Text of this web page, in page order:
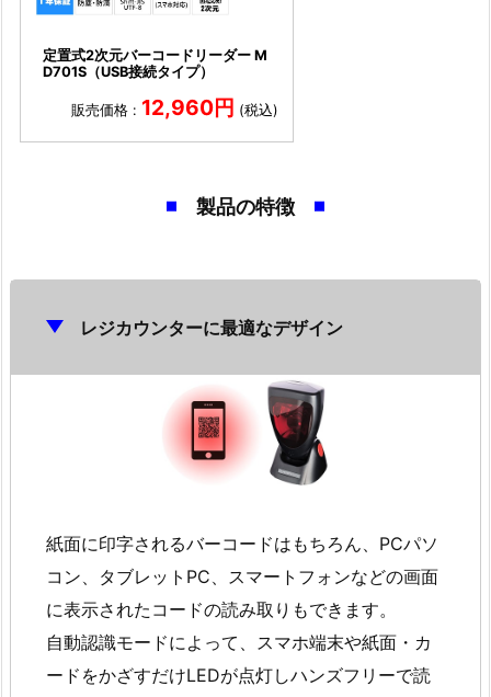
定置式2次元バーコードリーダー M
D701S（USB接続タイプ）
販売価格 : 12,960円 (税込)
製品の特徴
レジカウンターに最適なデザイン
紙面に印字されるバーコードはもちろん、PCパソ
コン、タブレットPC、スマートフォンなどの画面
に表示されたコードの読み取りもできます。
自動認識モードによって、スマホ端末や紙面・カ
ードをかざすだけLEDが点灯しハンズフリーで読